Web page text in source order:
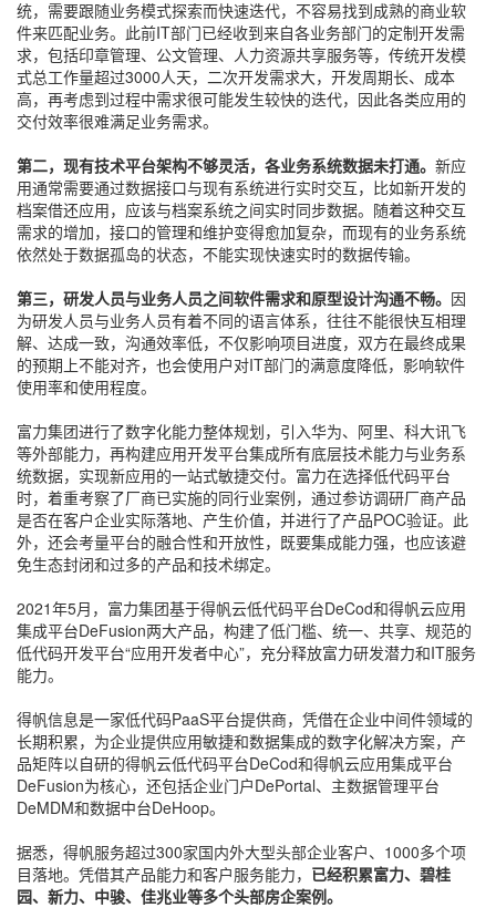
统，需要跟随业务模式探索而快速迭代，不容易找到成熟的商业软
件来匹配业务。此前IT部门已经收到来自各业务部门的定制开发需
求，包括印章管理、公文管理、人力资源共享服务等，传统开发模
式总工作量超过3000人天，二次开发需求大，开发周期长、成本
高，再考虑到过程中需求很可能发生较快的迭代，因此各类应用的
交付效率很难满足业务需求。
第二，现有技术平台架构不够灵活，各业务系统数据未打通。 新应
用通常需要通过数据接口与现有系统进行实时交互，比如新开发的
档案借还应用，应该与档案系统之间实时同步数据。随着这种交互
需求的增加，接口的管理和维护变得愈加复杂，而现有的业务系统
依然处于数据孤岛的状态，不能实现快速实时的数据传输。
第三，研发人员与业务人员之间软件需求和原型设计沟通不畅。 因
为研发人员与业务人员有着不同的语言体系，往往不能很快互相理
解、达成一致，沟通效率低，不仅影响项目进度，双方在最终成果
的预期上不能对齐，也会使用户对IT部门的满意度降低，影响软件
使用率和使用程度。
富力集团进行了数字化能力整体规划，引入华为、阿里、科大讯飞
等外部能力，再构建应用开发平台集成所有底层技术能力与业务系
统数据，实现新应用的一站式敏捷交付。富力在选择低代码平台
时，着重考察了厂商已实施的同行业案例，通过参访调研厂商产品
是否在客户企业实际落地、产生价值，并进行了产品POC验证。此
外，还会考量平台的融合性和开放性，既要集成能力强，也应该避
免生态封闭和过多的产品和技术绑定。
2021年5月，富力集团基于得帆云低代码平台DeCod和得帆云应用
集成平台DeFusion两大产品，构建了低门槛、统一、共享、规范的
低代码开发平台“应用开发者中心”，充分释放富力研发潜力和IT服务
能力。
得帆信息是一家低代码PaaS平台提供商，凭借在企业中间件领域的
长期积累，为企业提供应用敏捷和数据集成的数字化解决方案，产
品矩阵以自研的得帆云低代码平台DeCod和得帆云应用集成平台
DeFusion为核心，还包括企业门户DePortal、主数据管理平台
DeMDM和数据中台DeHoop。
据悉，得帆服务超过300家国内外大型头部企业客户、1000多个项
目落地。凭借其产品能力和客户服务能力， 已经积累富力、碧桂
园、新力、中骏、佳兆业等多个头部房企案例。